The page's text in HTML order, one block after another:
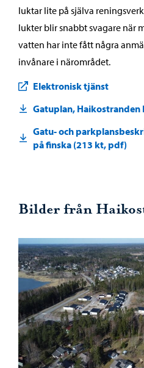
luktar lite på själva
lukter blir snabbt svagare när
vatten har inte fått några
invånare i närområdet.
Elektronisk tjänst
Gatuplan, Haikostranden
Gatu- och
på finska (213 kt, pdf)
Bilder från